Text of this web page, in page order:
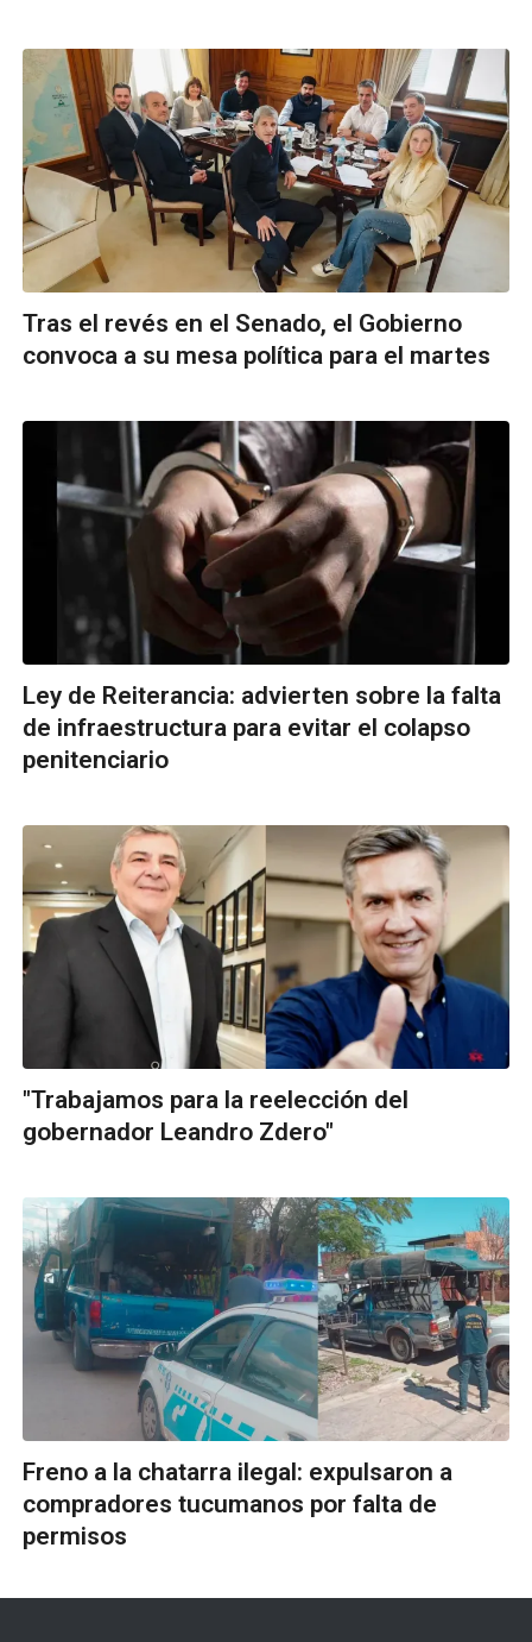
Tras el revés en el Senado, el Gobierno
convoca a su mesa política para el martes
Ley de Reiterancia: advierten sobre la falta
de infraestructura para evitar el colapso
penitenciario
"Trabajamos para la reelección del
gobernador Leandro Zdero"
Freno a la chatarra ilegal: expulsaron a
compradores tucumanos por falta de
permisos